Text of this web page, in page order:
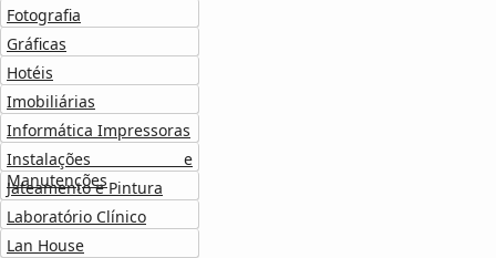
Fotografia
Gráficas
Hotéis
Imobiliárias
Informática Impressoras
Instalações e
Manutenções
Jateamento e Pintura
Laboratório Clínico
Lan House